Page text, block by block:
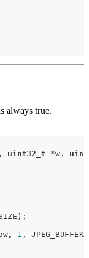
always true.
uint32_t *w,
1 ,